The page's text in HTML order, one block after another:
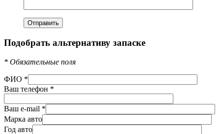
Подобрать альтернативу запаске
* Обязательные поля
ФИО *
Ваш телефон *
Ваш e-mail *
Марка авто
Год авто